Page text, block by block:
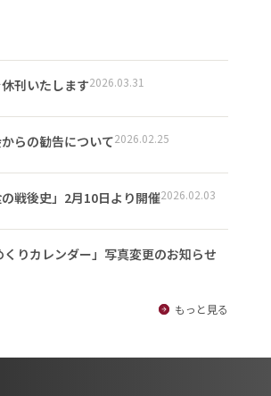
休刊いたします2026.03.31
らの勧告について2026.02.25
戦後史」2月10日より開催2026.02.03
くりカレンダー」写真変更のお知らせ
もっと見る